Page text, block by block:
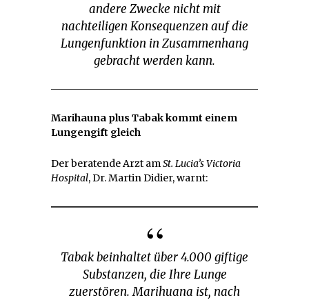
andere Zwecke nicht mit
nachteiligen Konsequenzen auf die
Lungenfunktion in Zusammenhang
gebracht werden kann.
Marihauna plus Tabak kommt einem
Lungengift gleich
Der beratende Arzt amSt. Lucia’s Victoria
Hospital, Dr. Martin Didier, warnt:
Tabak beinhaltet über 4.000 giftige
Substanzen, die Ihre Lunge
zuerstören. Marihuana ist, nach